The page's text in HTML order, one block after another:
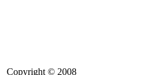
Copyright © 2008